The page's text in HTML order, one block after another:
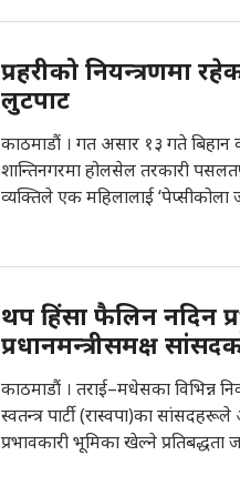
प्रहरीको नियन्त्रणमा
लुटपाट
काठमाडौं । गत असार १३ गते बिहान
शान्तिनगरमा होलसेल तरकारी
व्यक्तिले एक महिलालाई ‘पेप्सीकोला
थप हिंसा फैलिन नदिन
प्रधानमन्त्रीसमक्ष
काठमाडौं । तराई–मधेसका विभिन्न
स्वतन्त्र पार्टी (रास्वपा)का
प्रभावकारी भूमिका खेल्ने